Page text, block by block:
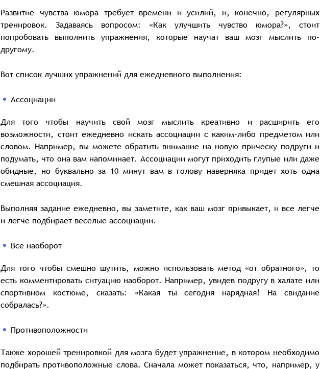
Развитие чувства юмора требует времени и усилий, и, конечно, регулярных
тренировок. Задаваясь вопросом: «Как улучшить чувство юмора?», стоит
попробовать выполнить упражнения, которые научат ваш мозг мыслить по-
другому.
Вот список лучших упражнений для ежедневного выполнения:
Ассоциации
Для того чтобы научить свой мозг мыслить креативно и расширить его
возможности, стоит ежедневно искать ассоциации с каким-либо предметом или
словом. Например, вы можете обратить внимание на новую прическу подруги и
подумать, что она вам напоминает. Ассоциации могут приходить глупые или даже
обидные, но буквально за 10 минут вам в голову наверняка придет хоть одна
смешная ассоциация.
Выполняя задание ежедневно, вы заметите, как ваш мозг привыкает, и все легче
и легче подбирает веселые ассоциации.
Все наоборот
Для того чтобы смешно шутить, можно использовать метод «от обратного», то
есть комментировать ситуацию наоборот. Например, увидев подругу в халате или
спортивном костюме, сказать: «Какая ты сегодня нарядная! На свидание
собралась?».
Противоположности
Также хорошей тренировкой для мозга будет упражнение, в котором необходимо
подбирать противоположные слова. Сначала может показаться, что, например, у